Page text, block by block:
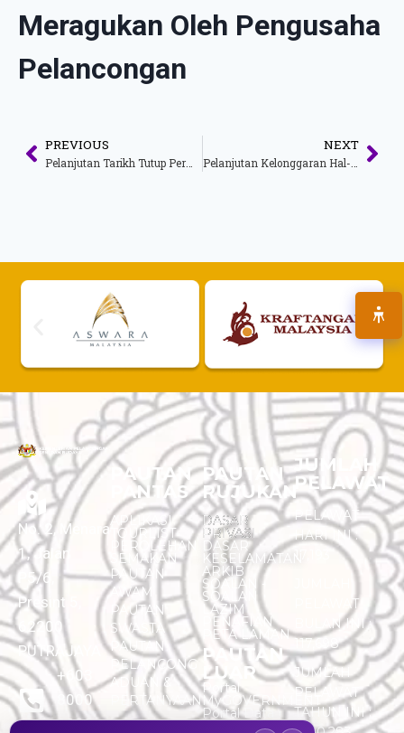
Meragukan Oleh Pengusaha
Pelancongan
PREVIOUS NEXT
No. 2, Menara
1, Jalan
P5/6,
Presint 5,
62200
PUTRAJAYA
+603
8000
8000
PAUTAN
PANTAS
APLIKASI
TOURLIST
PEROLEHAN
SEMAKAN
PAUTAN
AWAM
PAUTAN
SWASTA
PAUTAN
PELANCONG
ADUAN &
PERTANYAAN
PAUTAN
RUJUKAN
DASAR
PRIVASI
DASAR
KESELAMATAN
ARKIB
SOALAN -
SOALAN
LAZIM
PENAFIAN
PETA LAMAN
PAUTAN
LUAR
Portal
MyGOVERNMENT
Portal Data
Terbuka
JUMLAH
PELAWAT
PELAWAT
HARI INI :
PELAWAT
BULAN INI :
117,698
JUMLAH
PELAWAT
TAHUN INI :